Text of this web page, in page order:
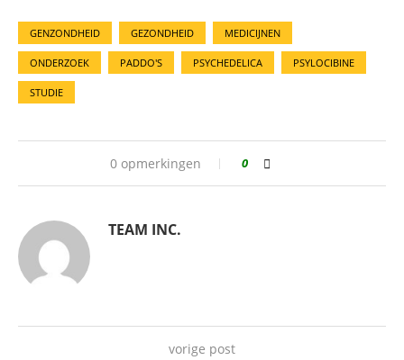
GENZONDHEID GEZONDHEID MEDICIJNEN
ONDERZOEK PADDO'S PSYCHEDELICA PSYLOCIBINE
STUDIE
0 opmerkingen 0
TEAM INC.
vorige post